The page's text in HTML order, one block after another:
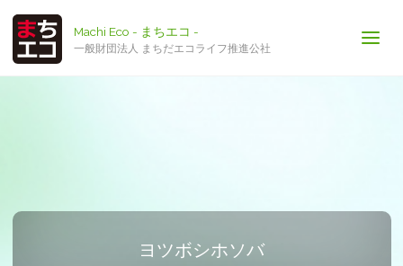
Machi Eco - まちエコ -
一般財団法人 まちだエコライフ推進公社
ヨツボシホソバ